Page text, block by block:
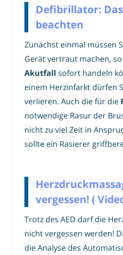
Defibrillator:
beachten
Zunächst einmal müssen
Gerät vertraut machen, so
Akutfall sofort handeln
einem Herzinfarkt dürfen
verlieren. Auch die für die
notwendige Rasur der
nicht zu viel Zeit in
sollte ein Rasierer
vergessen! (
Trotz des AED darf die
nicht vergessen werden!
die Analyse des